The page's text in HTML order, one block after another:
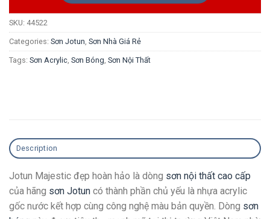
SKU: 44522
Categories: Sơn Jotun Sơn Nhà Giá Rẻ
Tags: Sơn Acrylic Sơn Bóng Sơn Nội Thất
Description
Jotun Majestic đẹp hoàn hảo là dòng sơn nội thất cao cấp
của hãng sơn Jotun có thành phần chủ yếu là nhựa acrylic
gốc nước kết hợp cùng công nghệ màu bản quyền. Dòng sơn